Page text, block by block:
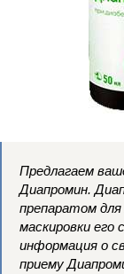
Предлагаем
Диапромин.
препаратом для
маскировки
информация о
приему